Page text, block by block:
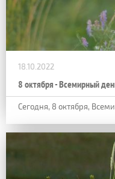
18.10.2022
8 октября - Всемирный
Сегодня, 8 октября,